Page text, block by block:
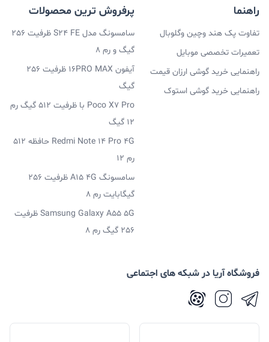
راهنما
تفاوت پک هند وچین وگلوبال
تعمیرات تخصصی موبایل
راهنمایی خرید گوشی ارزان قیمت
راهنمایی خرید گوشی استوک
پرفروش ترین محصولات
سامسونگ مدل S24 FE ظرفیت 256
گیگ و رم 8
آیفون 16PRO MAX ظرفیت 256
گیگ
Poco X7 Pro با ظرفیت 512 گیگ رم
12 گیگ
Redmi Note 14 Pro 4G حافظه 512
رم 12
سامسونگ A15 4G ظرفیت 256
گیگابایت رم 8
Samsung Galaxy A55 5G ظرفیت
256 گیگ رم 8
فروشگاه آریا در شبکه های اجتماعی